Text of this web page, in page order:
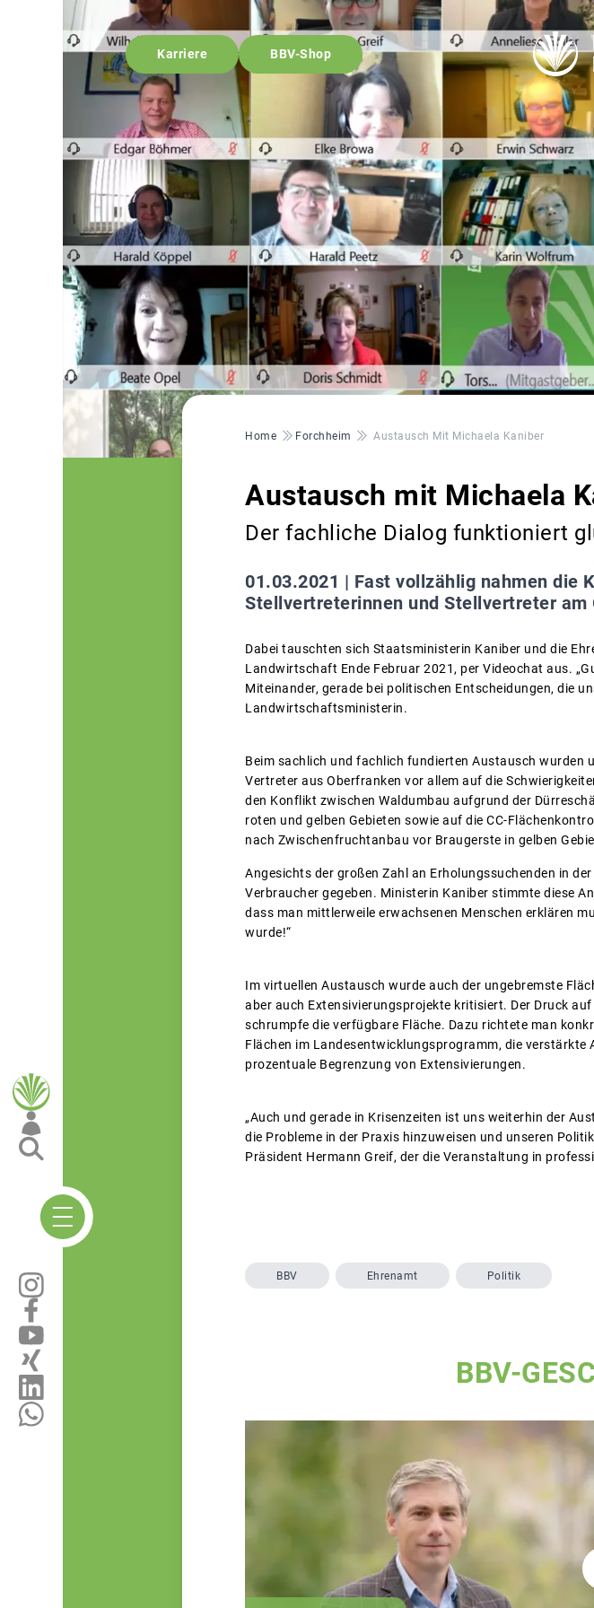
Karriere BBV-Shop
Pfadnavigation
Home Forchheim Austausch Mit Michaela Kaniber
Austausch mit Michaela
Der fachliche Dialog funktioniert
01.03.2021 | Fast vollzählig nahmen die
Stellvertreterinnen und Stellvertreter
Dabei tauschten sich Staatsministerin Kaniber und die
Landwirtschaft Ende Februar 2021, per Videochat aus.
Miteinander, gerade bei politischen Entscheidungen, die
Landwirtschaftsministerin.
Beim sachlich und fachlich fundierten Austausch wurden
Vertreter aus Oberfranken vor allem auf die
den Konflikt zwischen Waldumbau aufgrund der
roten und gelben Gebieten sowie auf die CC-
nach Zwischenfruchtanbau vor Braugerste in gelben
Angesichts der großen Zahl an Erholungssuchenden in
Verbraucher gegeben. Ministerin Kaniber stimmte diese
dass man mittlerweile erwachsenen Menschen erklären
wurde!“
Im virtuellen Austausch wurde auch der ungebremste
aber auch Extensivierungsprojekte kritisiert. Der Druck
schrumpfe die verfügbare Fläche. Dazu richtete man
Flächen im Landesentwicklungsprogramm, die
prozentuale Begrenzung von Extensivierungen.
„Auch und gerade in Krisenzeiten ist uns weiterhin der
die Probleme in der Praxis hinzuweisen und unseren
Präsident Hermann Greif, der die Veranstaltung in
BBV Ehrenamt Politik
BBV-